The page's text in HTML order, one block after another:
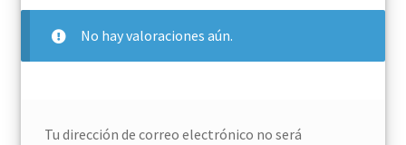
No hay valoraciones aún.
Tu dirección de correo electrónico no será